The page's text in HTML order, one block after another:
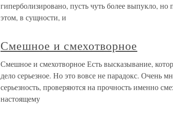
гиперболизировано, пусть чуть более выпукло,
этом, в сущности, и
Смешное и смехотворное
Смешное и смехотворное Есть высказывание,
дело серьезное. Но это вовсе не парадокс. Очень
серьезность, проверяются на прочность именно
настоящему